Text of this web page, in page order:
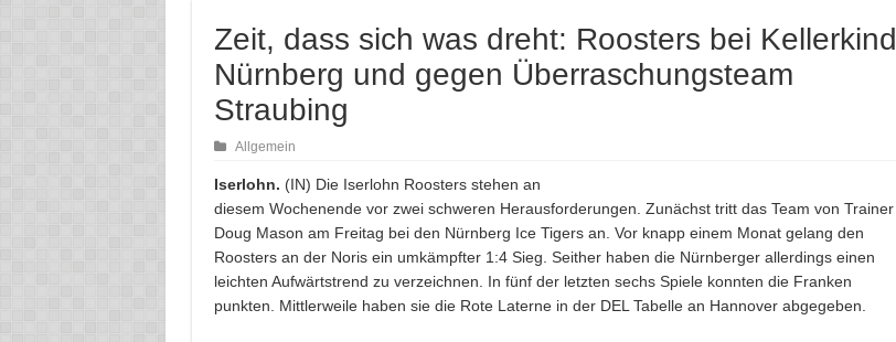
Zeit, dass sich was dreht: Roosters bei Kellerkind
Nürnberg und gegen Überraschungsteam
Straubing
Allgemein
Iserlohn. (IN) Die Iserlohn Roosters stehen an
diesem Wochenende vor zwei schweren Herausforderungen. Zunächst tritt das Team von Trainer
Doug Mason am Freitag bei den Nürnberg Ice Tigers an. Vor knapp einem Monat gelang den
Roosters an der Noris ein umkämpfter 1:4 Sieg. Seither haben die Nürnberger allerdings einen
leichten Aufwärtstrend zu verzeichnen. In fünf der letzten sechs Spiele konnten die Franken
punkten. Mittlerweile haben sie die Rote Laterne in der DEL Tabelle an Hannover abgegeben.